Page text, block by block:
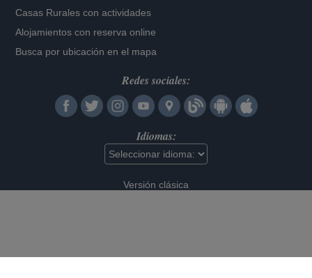
Casas Rurales con actividades
Alojamientos con reserva online
Busca por ubicación en el mapa
Redes sociales:
Idiomas:
Versión clásica